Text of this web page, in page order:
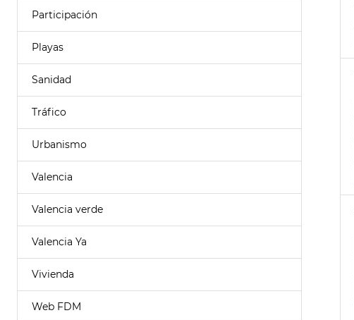
Participación
Playas
Sanidad
Tráfico
Urbanismo
Valencia
Valencia verde
Valencia Ya
Vivienda
Web FDM